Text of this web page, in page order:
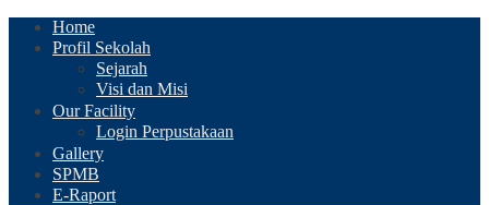
Home
Profil Sekolah
Sejarah
Visi dan Misi
Our Facility
Login Perpustakaan
Gallery
SPMB
E-Raport